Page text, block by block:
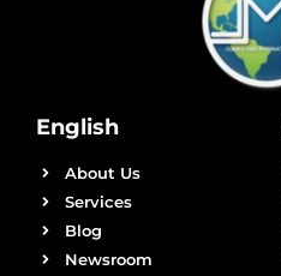
English
About Us
Services
Blog
Newsroom